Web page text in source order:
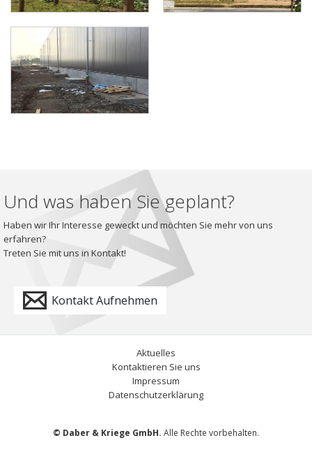
Und was haben Sie geplant?
Haben wir Ihr Interesse geweckt und möchten Sie mehr von uns
erfahren?
Treten Sie mit uns in Kontakt!
Kontakt Aufnehmen
© Daber & Kriege GmbH. Alle Rechte vorbehalten.
Aktuelles
Kontaktieren Sie uns
Impressum
Datenschutzerklärung